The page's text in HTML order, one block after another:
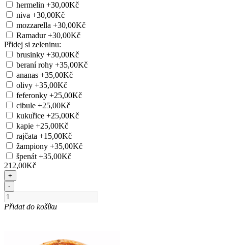
hermelin +30,00Kč
niva +30,00Kč
mozzarella +30,00Kč
Ramadur +30,00Kč
Přidej si zeleninu:
brusinky +30,00Kč
beraní rohy +35,00Kč
ananas +35,00Kč
olivy +35,00Kč
feferonky +25,00Kč
cibule +25,00Kč
kukuřice +25,00Kč
kapie +25,00Kč
rajčata +15,00Kč
žampiony +35,00Kč
špenát +35,00Kč
212,00Kč
+
-
Přidat do košíku